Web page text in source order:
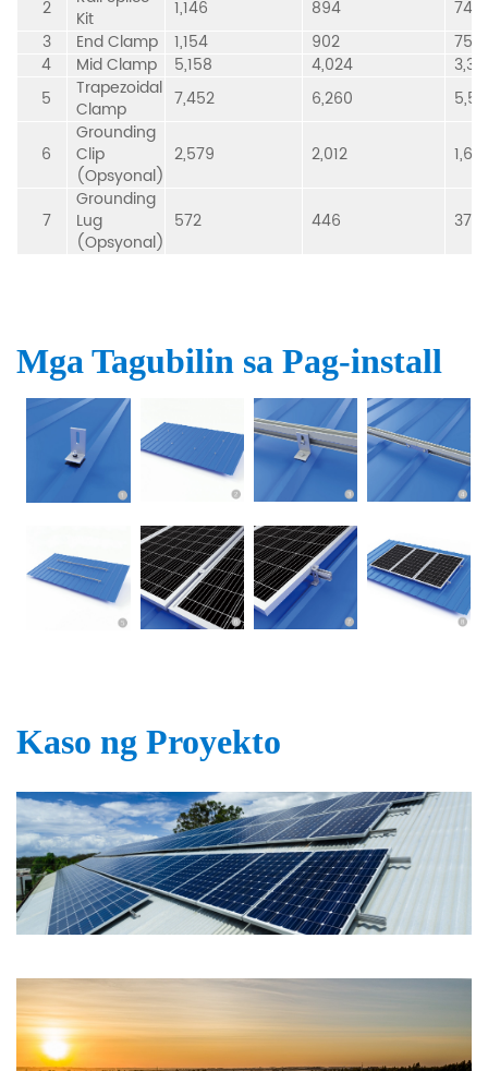
2
Kit
1,146 894
746
3
End Clamp 1,154 902
754
4
Mid Clamp 5,158 4,024
5
Trapezoidal
Clamp
7,452 6,260
6
Grounding
Clip
(Opsyonal)
2,579 2,012
7
Grounding
Lug
(Opsyonal)
572 446 372
Mga Tagubilin sa Pag-install
Kaso ng Proyekto